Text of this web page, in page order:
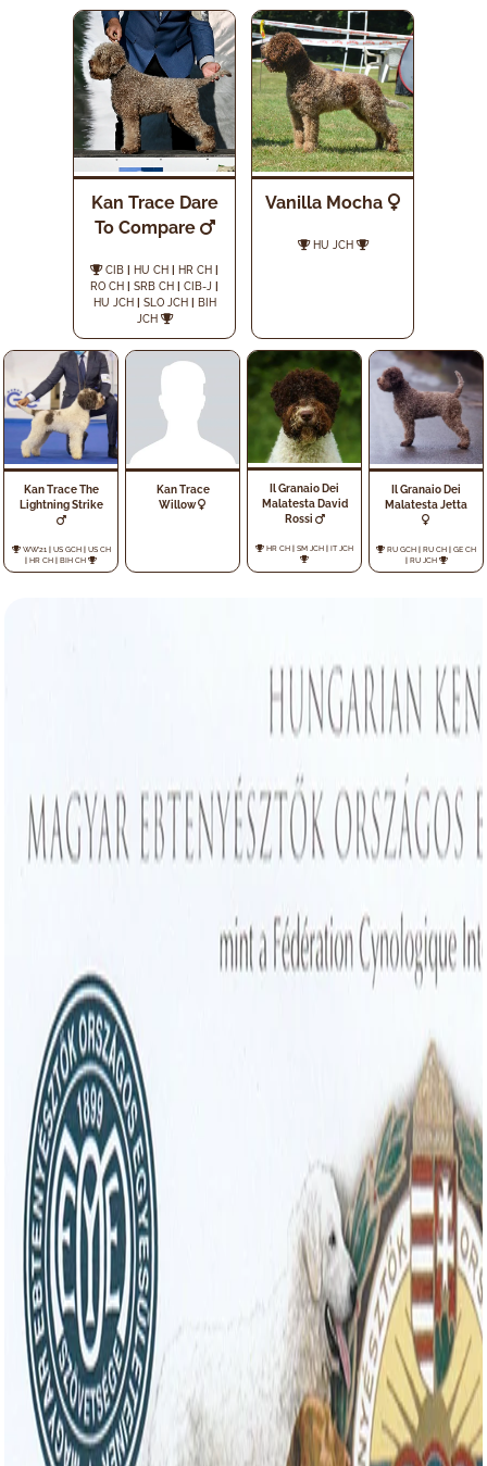
Kan Trace Dare
To Compare
CIB HU CH HR CH
RO CH
SRB CH CIB-J
HU JCH
SLO JCH
BIH
JCH
Vanilla Mocha
HU JCH
Kan Trace The
Lightning Strike
WW'21 |US GCH |US CH
| HR CH | BIH CH
Kan Trace
Willow
Il Granaio Dei
Malatesta David
Rossi
HR CH | SM JCH | IT JCH
Il Granaio Dei
Malatesta Jetta
RU GCH | RU CH | GE CH
|RU JCH